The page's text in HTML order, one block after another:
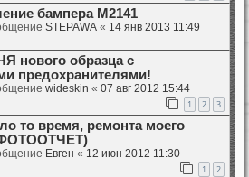
бампера М2141
STEPAWA « 14 янв 2013 11:49
нового образца с
предохранителями!
wideskin « 07 авг 2012 15:44
1 2 3
то время, ремонта моего
Евген « 12 июн 2012 11:30
1 2